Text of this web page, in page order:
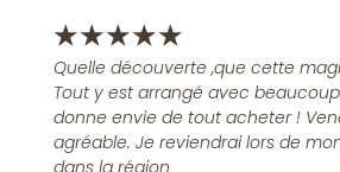
★★★★★
Quelle découverte ,que cette
Tout y est arrangé avec
donne envie de tout acheter !
agréable. Je reviendrai lors de